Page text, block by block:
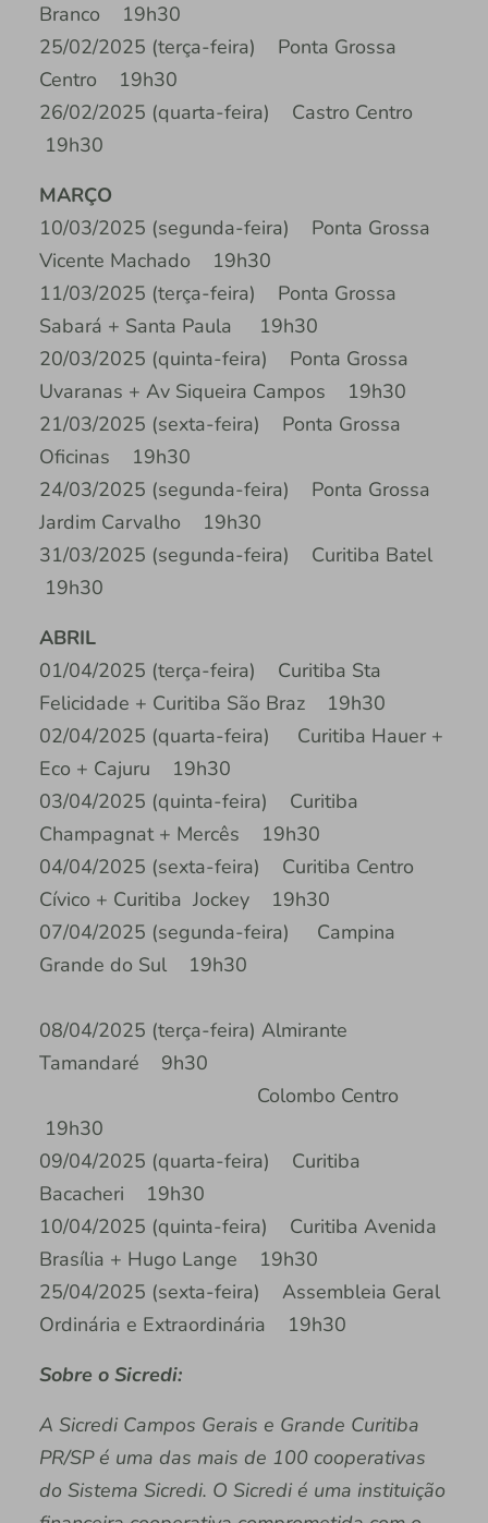
Branco 19h30
25/02/2025 (terça-feira) Ponta Grossa
Centro 19h30
26/02/2025 (quarta-feira) Castro Centro
19h30
MARÇO
10/03/2025 (segunda-feira) Ponta Grossa
Vicente Machado 19h30
11/03/2025 (terça-feira) Ponta Grossa
Sabará + Santa Paula 19h30
20/03/2025 (quinta-feira) Ponta Grossa
Uvaranas + Av Siqueira Campos 19h30
21/03/2025 (sexta-feira) Ponta Grossa
Oficinas 19h30
24/03/2025 (segunda-feira) Ponta Grossa
Jardim Carvalho 19h30
31/03/2025 (segunda-feira) Curitiba Batel
19h30
ABRIL
01/04/2025 (terça-feira) Curitiba Sta
Felicidade + Curitiba São Braz 19h30
02/04/2025 (quarta-feira) Curitiba Hauer +
Eco + Cajuru 19h30
03/04/2025 (quinta-feira) Curitiba
Champagnat + Mercês 19h30
04/04/2025 (sexta-feira) Curitiba Centro
Cívico + Curitiba Jockey 19h30
07/04/2025 (segunda-feira) Campina
Grande do Sul 19h30
08/04/2025 (terça-feira) Almirante
Tamandaré 9h30
Colombo Centro
19h30
09/04/2025 (quarta-feira) Curitiba
Bacacheri 19h30
10/04/2025 (quinta-feira) Curitiba Avenida
Brasília + Hugo Lange 19h30
25/04/2025 (sexta-feira) Assembleia Geral
Ordinária e Extraordinária 19h30
Sobre o Sicredi:
A Sicredi Campos Gerais e Grande Curitiba
PR/SP é uma das mais de 100 cooperativas
do Sistema Sicredi. O Sicredi é uma instituição